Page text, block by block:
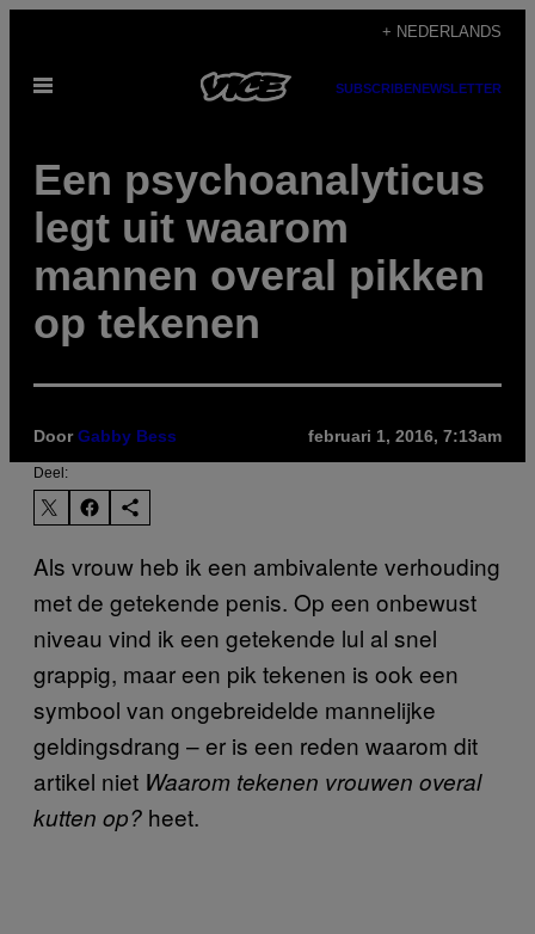
de
+ NEDERLANDS
Open
SUBSCRIBENEWSLETTER
Een psychoanalyticus
legt uit waarom
mannen overal pikken
op tekenen
DoorGabby Bess februari 1, 2016, 7:13am
Deel:
Als vrouw heb ik een ambivalente verhouding
met de getekende penis. Op een onbewust
niveau vind ik een getekende lul al snel
grappig, maar een pik tekenen is ook een
symbool van ongebreidelde mannelijke
geldingsdrang – er is een reden waarom dit
artikel niet Waarom tekenen vrouwen overal
kutten op? heet.